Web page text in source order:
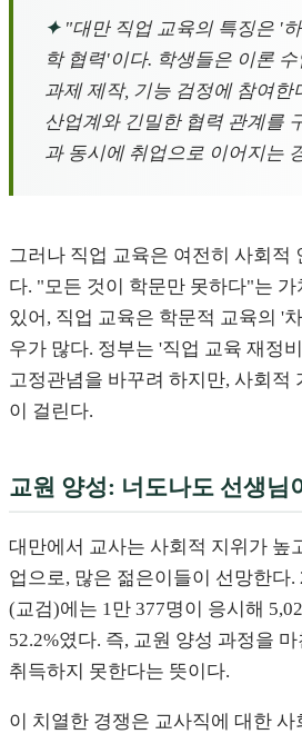
✦"대만 직업 교육의 특징은 '
학 협력'이다. 학생들은 이론
과제 제작, 기능 검정에 참여한
산업계와 긴밀한 협력 관계를
과 동시에 취업으로 이어지는
그러나 직업 교육은 여전히 사회적
다. "모든 것이 학문만 못하다"는 가
있어, 직업 교육은 학문적 교육의 '
우가 많다. 정부는 '직업 교육 재정
고정관념을 바꾸려 하지만, 사회적
이 걸린다.
교원 양성: 너도나도 선생님
대만에서 교사는 사회적 지위가 높
업으로, 많은 젊은이들이 선망한다.
(교검)에는 1만 377명이 응시해
52.2%였다. 즉, 교원 양성 과정을
취득하지 못한다는 뜻이다.
이 치열한 경쟁은 교사직에 대한